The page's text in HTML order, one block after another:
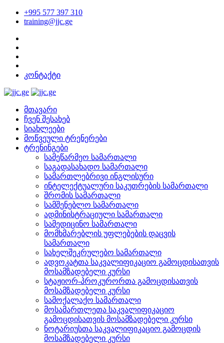
+995 577 397 310
training@jjc.ge
კონტაქტი
მთავარი
ჩვენ შესახებ
სიახლეები
მოწვეული ტრენერები
ტრენინგები
სამეწარმეო სამართალი
საგადასახადო სამართალი
სამართლებრივი ინგლისური
ინტელექტუალური საკუთრების სამართალი
შრომის სამართალი
სამშენებლო სამართალი
ადმინისტრაციული სამართალი
სამედიცინო სამართალი
მომხმარებლის უფლებების დაცვის
სამართალი
სახელშეკრულებო სამართალი
ადვოკატთა საკვალიფიკაციო გამოცდისათვის
მოსამზადებელი კურსი
სტაჟიორ-პროკურორთა გამოცდისათვის
მოსამზადებელი კურსი
სამოქალაქო სამართალი
მოსამართლეთა საკვალიფიკაციო
გამოცდისათვის მოსამზადებელი კურსი
ნოტარიუსთა საკვალიფიკაციო გამოცდის
მოსამზადებელი კურსი